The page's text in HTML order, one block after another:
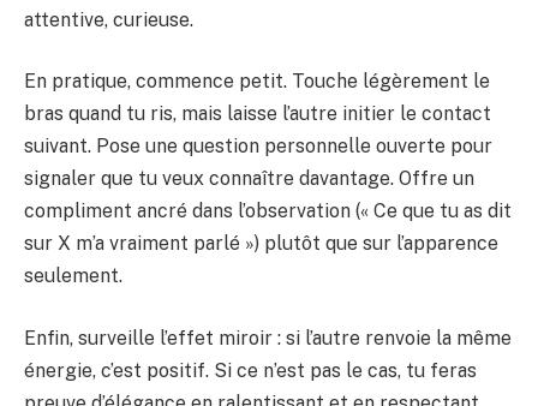
attentive, curieuse.
En pratique, commence petit. Touche légèrement le
bras quand tu ris, mais laisse l’autre initier le contact
suivant. Pose une question personnelle ouverte pour
signaler que tu veux connaître davantage. Offre un
compliment ancré dans l’observation (« Ce que tu as dit
sur X m’a vraiment parlé ») plutôt que sur l’apparence
seulement.
Enfin, surveille l’effet miroir : si l’autre renvoie la même
énergie, c’est positif. Si ce n’est pas le cas, tu feras